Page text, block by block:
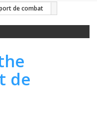
de combat
de